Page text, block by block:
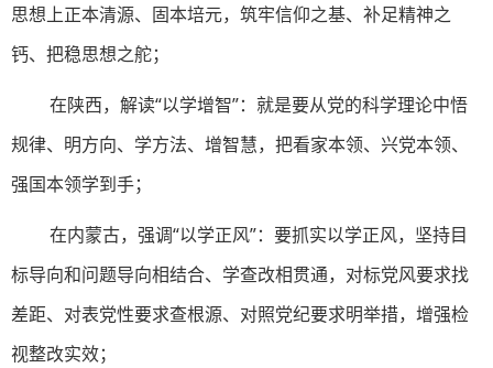
思想上正本清源、固本培元，筑牢信仰之基、补足精神之
钙、把稳思想之舵；
在陕西，解读“以学增智”：就是要从党的科学理论中悟
规律、明方向、学方法、增智慧，把看家本领、兴党本领、
强国本领学到手；
在内蒙古，强调“以学正风”：要抓实以学正风，坚持目
标导向和问题导向相结合、学查改相贯通，对标党风要求找
差距、对表党性要求查根源、对照党纪要求明举措，增强检
视整改实效；